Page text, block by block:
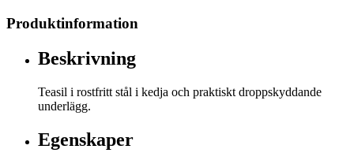
Produktinformation
Beskrivning
Teasil i rostfritt stål i kedja och praktiskt droppskyddande
underlägg.
Egenskaper